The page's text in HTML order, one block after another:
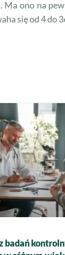
ono na
się od 4 do
badań